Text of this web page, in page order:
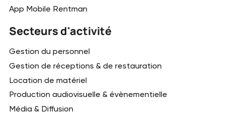
App Mobile Rentman
Secteurs d'activité
Gestion du personnel
Gestion de réceptions & de restauration
Location de matériel
Production audiovisuelle & évènementielle
Média & Diffusion